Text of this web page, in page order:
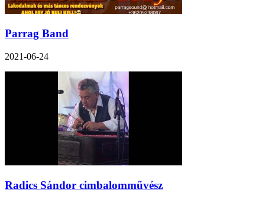
Parrag Band
2021-06-24
Radics Sándor cimbalomművész